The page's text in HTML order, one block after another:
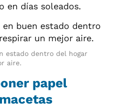
en días soleados.
estado dentro del hogar
aire.
papel